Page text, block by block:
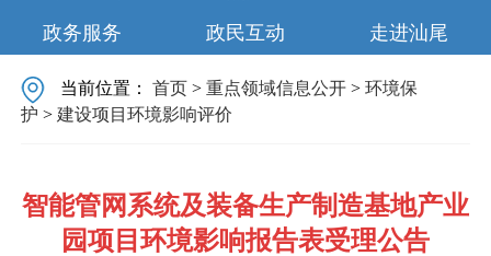
政务服务
政民互动 走进汕尾
当前位置：首页 >重点领域信息公开 >环境保
护 >建设项目环境影响评价
智能管网系统及装备生产制造基地产业
园项目环境影响报告表受理公告